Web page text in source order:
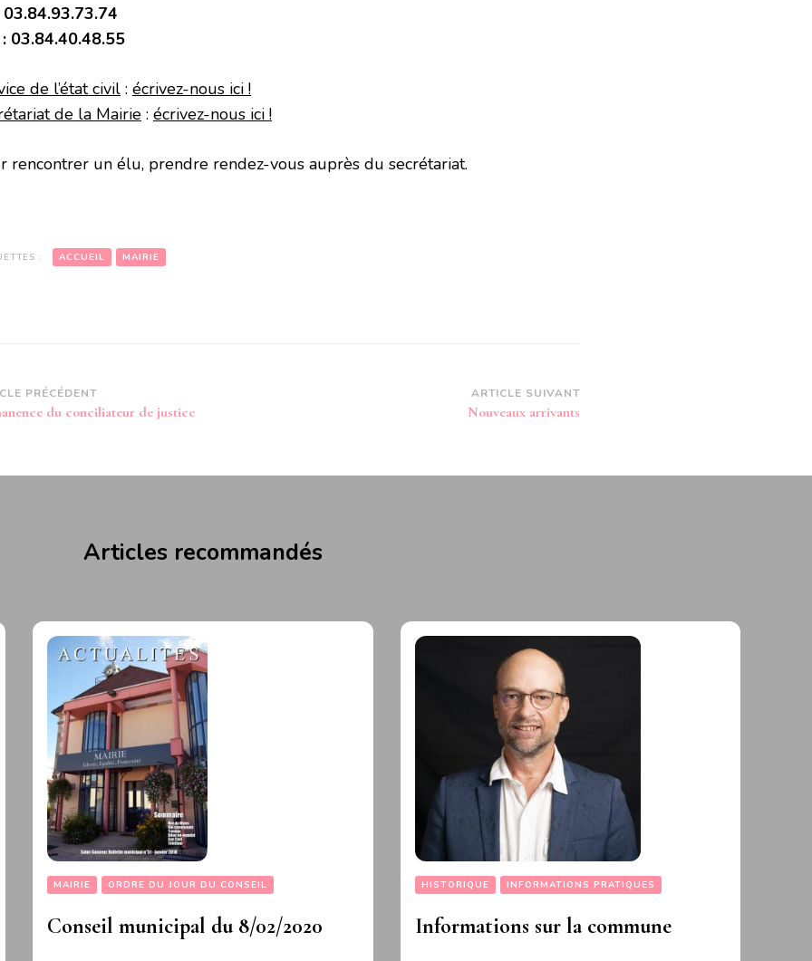
: 03.84.40.48.55
de l’état civil : écrivez-nous ici !
de la Mairie : écrivez-nous ici !
rencontrer un élu, prendre rendez-vous auprès du secrétariat.
: ACCUEIL MAIRIE
PRÉCÉDENT
du conciliateur de justice
ARTICLE SUIVANT
Nouveaux arrivants
Articles recommandés
MAIRIE ORDRE DU JOUR DU CONSEIL
Conseil municipal du 8/02/2020
HISTORIQUE INFORMATIONS PRATIQUES
Informations sur la commune